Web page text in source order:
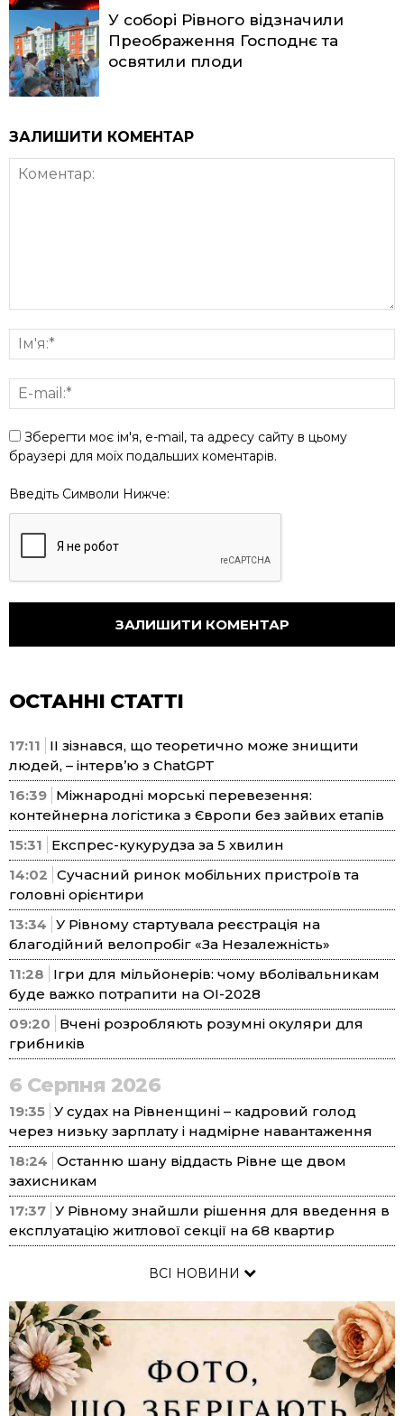
У соборі Рівного відзначили
Преображення Господнє та
освятили плоди
ЗАЛИШИТИ КОМЕНТАР
Зберегти моє ім'я, e-mail, та адресу сайту в цьому
браузері для моїх подальших коментарів.
Введіть Символи Нижче:
ОСТАННІ СТАТТІ
17:11
ІІ зізнався, що теоретично може знищити
людей, – інтерв’ю з ChatGPT
16:39 Міжнародні морські перевезення:
контейнерна логістика з Європи без зайвих етапів
15:31
Експрес-кукурудза за 5 хвилин
14:02 Сучасний ринок мобільних пристроїв та
головні орієнтири
13:34 У Рівному стартувала реєстрація на
благодійний велопробіг «За Незалежність»
11:28
Ігри для мільйонерів: чому вболівальникам
буде важко потрапити на ОІ-2028
09:20
Вчені розробляють розумні окуляри для
грибників
6 Серпня 2026
19:35 У судах на Рівненщині – кадровий голод
через низьку зарплату і надмірне навантаження
18:24 Останню шану віддасть Рівне ще двом
захисникам
17:37 У Рівному знайшли рішення для введення в
експлуатацію житлової секції на 68 квартир
ВСІ НОВИНИ